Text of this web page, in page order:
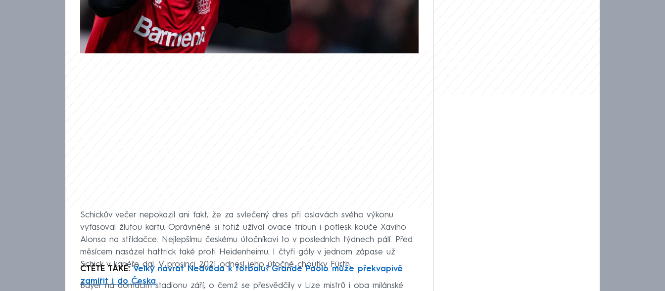
už má na kontě v této sezoně devět ligových branek a všechny dal v
posledních pěti kolech. Od příchodu do Německa v roce 2019 vstřelil už
62 bundesligových gólů.
Schickův večer nepokazil ani fakt, že za svlečený dres při oslavách svého výkonu
vyfasoval žlutou kartu. Oprávněně si totiž užíval ovace tribun i potlesk kouče Xaviho
Alonsa na střídačce. Nejlepšímu českému útočníkovi to v posledních týdnech pálí. Před
měsícem nasázel hattrick také proti Heidenheimu. I čtyři góly v jednom zápase už
Schick v kariéře dal. V prosinci 2021 odnesl jeho útočné choutky Fürth.
ČTĚTE TAKÉ:Velký návrat Nedvěda k fotbalu? Grande Paolo může překvapivě
zamířit i do Česka
Bayer na domácím stadionu září, o čemž se přesvědčily v Lize mistrů i oba milánské